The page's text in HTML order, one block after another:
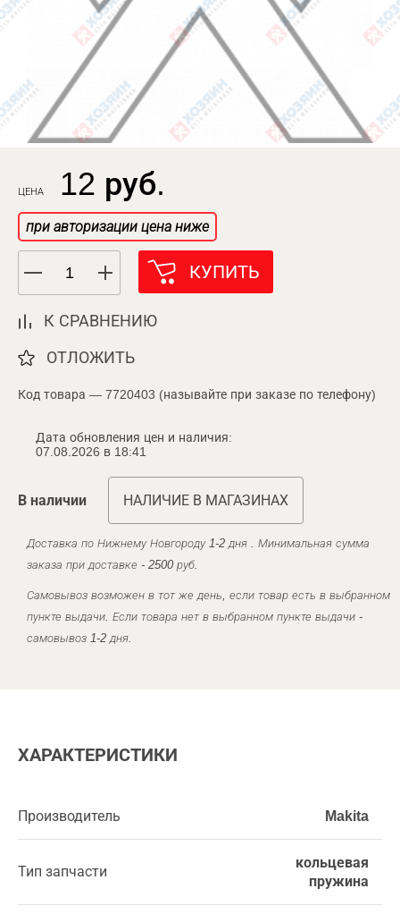
ЦЕНА 12 руб.
при авторизации цена ниже
КУПИТЬ
К СРАВНЕНИЮ
ОТЛОЖИТЬ
Код товара — 7720403 (называйте при заказе по телефону)
Дата обновления цен и наличия:
07.08.2026 в 18:41
В наличии НАЛИЧИЕ В МАГАЗИНАХ
Доставка по Нижнему Новгороду 1-2 дня . Минимальная сумма
заказа при доставке - 2500 руб.
Самовывоз возможен в тот же день, если товар есть в выбранном
пункте выдачи. Если товара нет в выбранном пункте выдачи -
самовывоз 1-2 дня.
ХАРАКТЕРИСТИКИ
Производитель Makita
Тип запчасти
кольцевая
пружина